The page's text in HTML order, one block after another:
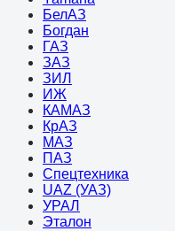
БелАЗ
Богдан
ГАЗ
ЗАЗ
ЗИЛ
ИЖ
КАМАЗ
КрАЗ
МАЗ
ПАЗ
Спецтехника
UAZ (УАЗ)
УРАЛ
Эталон